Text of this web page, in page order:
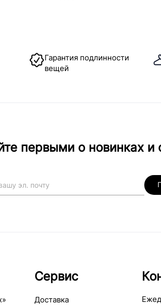
Гарантия подлинности
вещей
первыми о новинках и
Сервис
Доставка